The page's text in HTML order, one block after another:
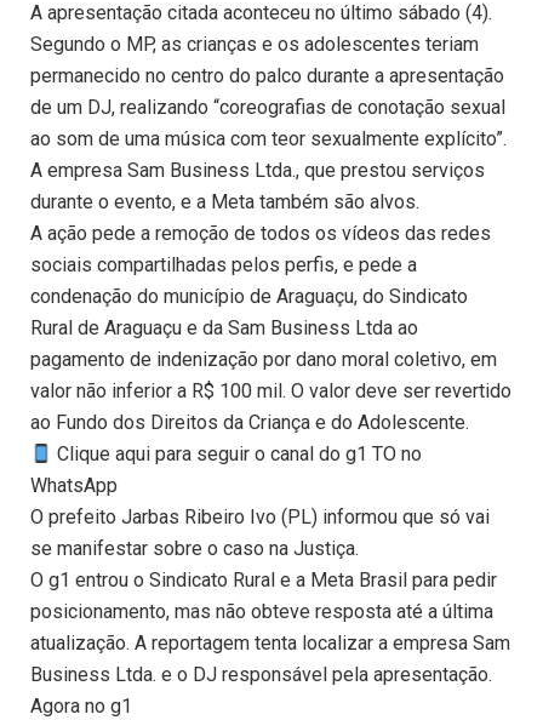
A apresentação citada aconteceu no último sábado (4).
Segundo o MP, as crianças e os adolescentes teriam
permanecido no centro do palco durante a apresentação
de um DJ, realizando “coreografias de conotação sexual
ao som de uma música com teor sexualmente explícito”.
A empresa Sam Business Ltda., que prestou serviços
durante o evento, e a Meta também são alvos.
A ação pede a remoção de todos os vídeos das redes
sociais compartilhadas pelos perfis, e pede a
condenação do município de Araguaçu, do Sindicato
Rural de Araguaçu e da Sam Business Ltda ao
pagamento de indenização por dano moral coletivo, em
valor não inferior a R$ 100 mil. O valor deve ser revertido
ao Fundo dos Direitos da Criança e do Adolescente.
Clique aqui para seguir o canal do g1 TO no
WhatsApp
O prefeito Jarbas Ribeiro Ivo (PL) informou que só vai
se manifestar sobre o caso na Justiça.
O g1 entrou o Sindicato Rural e a Meta Brasil para pedir
posicionamento, mas não obteve resposta até a última
atualização. A reportagem tenta localizar a empresa Sam
Business Ltda. e o DJ responsável pela apresentação.
Agora no g1